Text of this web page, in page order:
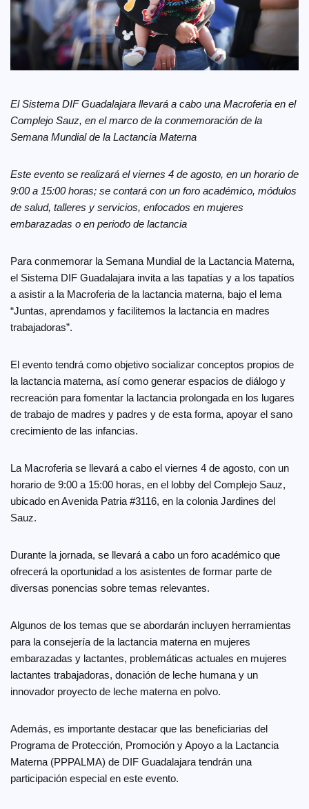
El Sistema DIF Guadalajara llevará a cabo una Macroferia en el
Complejo Sauz, en el marco de la conmemoración de la
Semana Mundial de la Lactancia Materna
Este evento se realizará el viernes 4 de agosto, en un horario de
9:00 a 15:00 horas; se contará con un foro académico, módulos
de salud, talleres y servicios, enfocados en mujeres
embarazadas o en periodo de lactancia
Para conmemorar la Semana Mundial de la Lactancia Materna,
el Sistema DIF Guadalajara invita a las tapatías y a los tapatíos
a asistir a la Macroferia de la lactancia materna, bajo el lema
“Juntas, aprendamos y facilitemos la lactancia en madres
trabajadoras”.
El evento tendrá como objetivo socializar conceptos propios de
la lactancia materna, así como generar espacios de diálogo y
recreación para fomentar la lactancia prolongada en los lugares
de trabajo de madres y padres y de esta forma, apoyar el sano
crecimiento de las infancias.
La Macroferia se llevará a cabo el viernes 4 de agosto, con un
horario de 9:00 a 15:00 horas, en el lobby del Complejo Sauz,
ubicado en Avenida Patria #3116, en la colonia Jardines del
Sauz.
Durante la jornada, se llevará a cabo un foro académico que
ofrecerá la oportunidad a los asistentes de formar parte de
diversas ponencias sobre temas relevantes.
Algunos de los temas que se abordarán incluyen herramientas
para la consejería de la lactancia materna en mujeres
embarazadas y lactantes, problemáticas actuales en mujeres
lactantes trabajadoras, donación de leche humana y un
innovador proyecto de leche materna en polvo.
Además, es importante destacar que las beneficiarias del
Programa de Protección, Promoción y Apoyo a la Lactancia
Materna (PPPALMA) de DIF Guadalajara tendrán una
participación especial en este evento.